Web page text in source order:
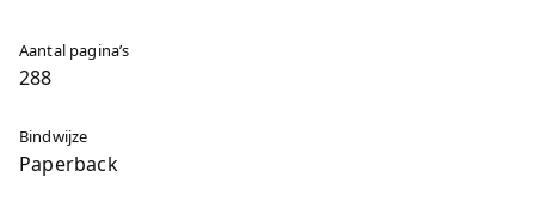
Aantal pagina’s
288
Bindwijze
Paperback